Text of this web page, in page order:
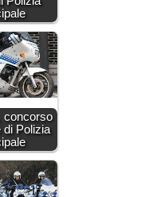
concorso
di Polizia